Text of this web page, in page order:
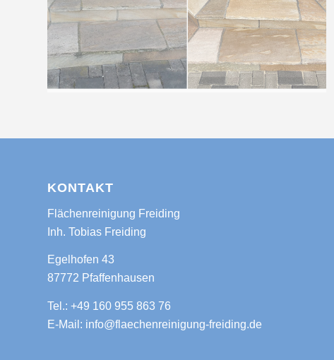
KONTAKT
Flächenreinigung Freiding
Inh. Tobias Freiding
Egelhofen 43
87772 Pfaffenhausen
Tel.: +49 160 955 863 76
E-Mail: info@flaechenreinigung-freiding.de